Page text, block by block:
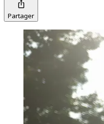
Partager